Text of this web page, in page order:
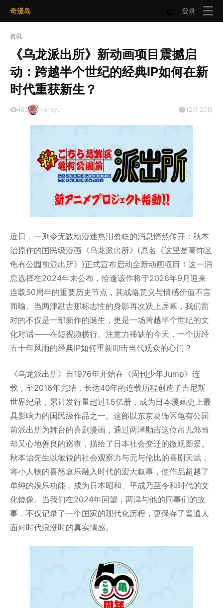
奇漫岛 登录
资讯
《乌龙派出所》新动画项目震撼启
动：跨越半个世纪的经典IP如何在新
时代重获新生？
469 konsyu 12月 20日
近日，一则令无数动漫迷热泪盈眶的消息悄然传开：秋本
治原作的国民级漫画《乌龙派出所》(原名《这里是葛饰区
龟有公园前派出所》)正式宣布启动全新动画项目！这一消
息选择在2024年末公布，恰逢该作将于2026年9月迎来
连载50周年的重要历史节点，其战略意义与情感价值不言
而喻。当两津勘吉那标志性的身影再次跃上屏幕，我们面
对的不仅是一部新作的诞生，更是一场跨越半个世纪的文
化对话——在短视频横行、注意力稀缺的今天，一个历经
五十年风雨的经典IP如何重新叩击当代观众的心门？
《乌龙派出所》自1976年开始在《周刊少年Jump》连
载，至2016年完结，长达40年的连载历程创造了吉尼斯
世界纪录，累计发行量超过1.5亿册，成为日本漫画史上最
具影响力的国民级作品之一。这部以东京葛饰区龟有公园
前派出所为舞台的喜剧漫画，通过两津勘吉这位吊儿郎当
却又心地善良的巡查，描绘了日本社会变迁的微观图景。
秋本治先生以敏锐的社会观察力与无与伦比的喜剧天赋，
将小人物的喜怒哀乐融入时代的宏大叙事，使作品超越了
单纯的娱乐功能，成为日本昭和、平成乃至令和时代的文
化镜像。当我们在2024年回望，两津与他的同事们的故
事，不仅记录了一个国家的现代化历程，更保存了普通人
面对时代浪潮时的真实情感。